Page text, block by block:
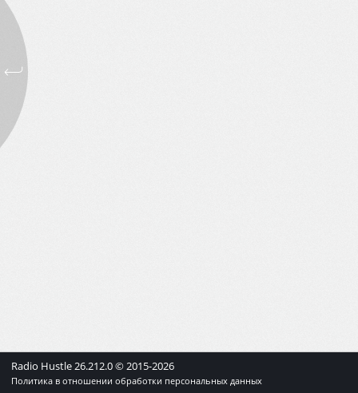
Radio Hustle26.212.0© 2015-2026
Политика в отношении обработки персональных данных